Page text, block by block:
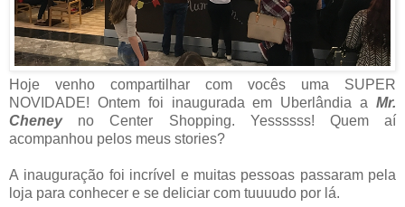
Hoje venho compartilhar com vocês uma SUPER
NOVIDADE! Ontem foi inaugurada em Uberlândia a Mr.
Cheneyno Center Shopping. Yessssss! Quem aí
acompanhou pelos meus stories?
A inauguração foi incrível e muitas pessoas passaram pela
loja para conhecer e se deliciar com tuuuudo por lá.